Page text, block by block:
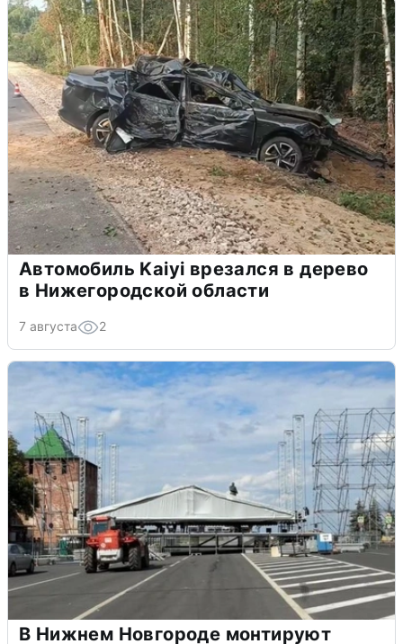
Автомобиль Kaiyi врезался в дерево
в Нижегородской области
7 августа 2
В Нижнем Новгороде монтируют